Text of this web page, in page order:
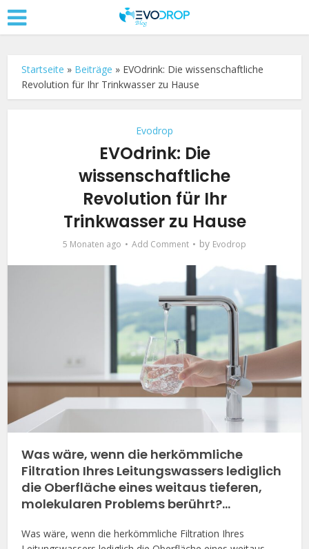
Startseite » Beiträge » EVOdrink: Die wissenschaftliche
Revolution für Ihr Trinkwasser zu Hause
Evodrop
EVOdrink: Die
wissenschaftliche
Revolution für Ihr
Trinkwasser zu Hause
5 Monaten ago Add Comment by Evodrop
Was wäre, wenn die herkömmliche
Filtration Ihres Leitungswassers lediglich
die Oberfläche eines weitaus tieferen,
molekularen Problems berührt?…
Was wäre, wenn die herkömmliche Filtration Ihres